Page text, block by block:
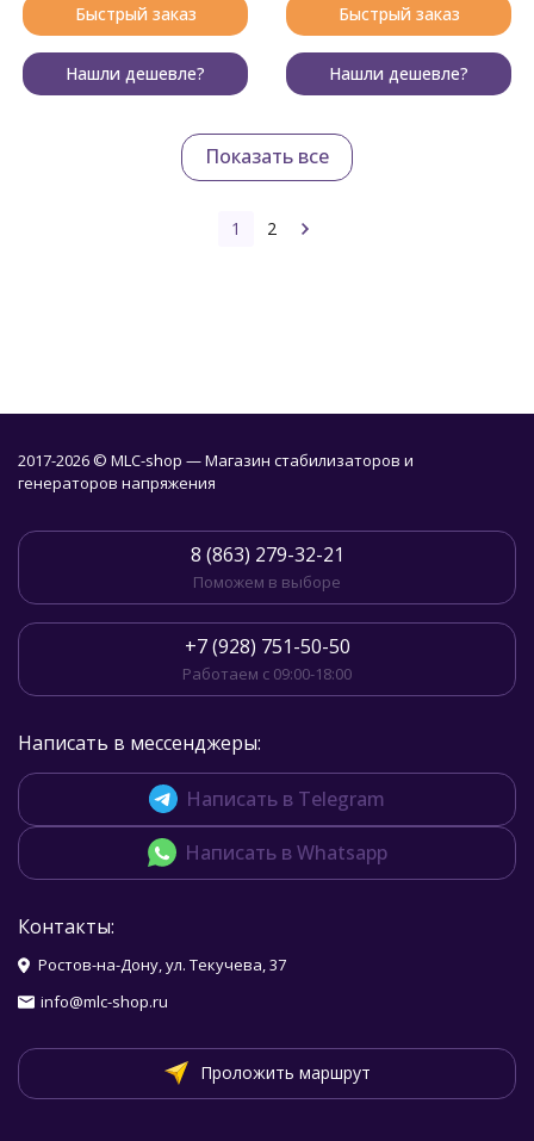
Быстрый заказ
Нашли дешевле?
Быстрый заказ
Нашли дешевле?
Показать все
1 2
2017-2026 © MLC-shop — Магазин стабилизаторов и
генераторов напряжения
8 (863) 279-32-21
Поможем в выборе
+7 (928) 751-50-50
Работаем с 09:00-18:00
Написать в мессенджеры:
Написать в Telegram
Написать в Whatsapp
Контакты:
Ростов-на-Дону, ул. Текучева, 37
info@mlc-shop.ru
Проложить маршрут